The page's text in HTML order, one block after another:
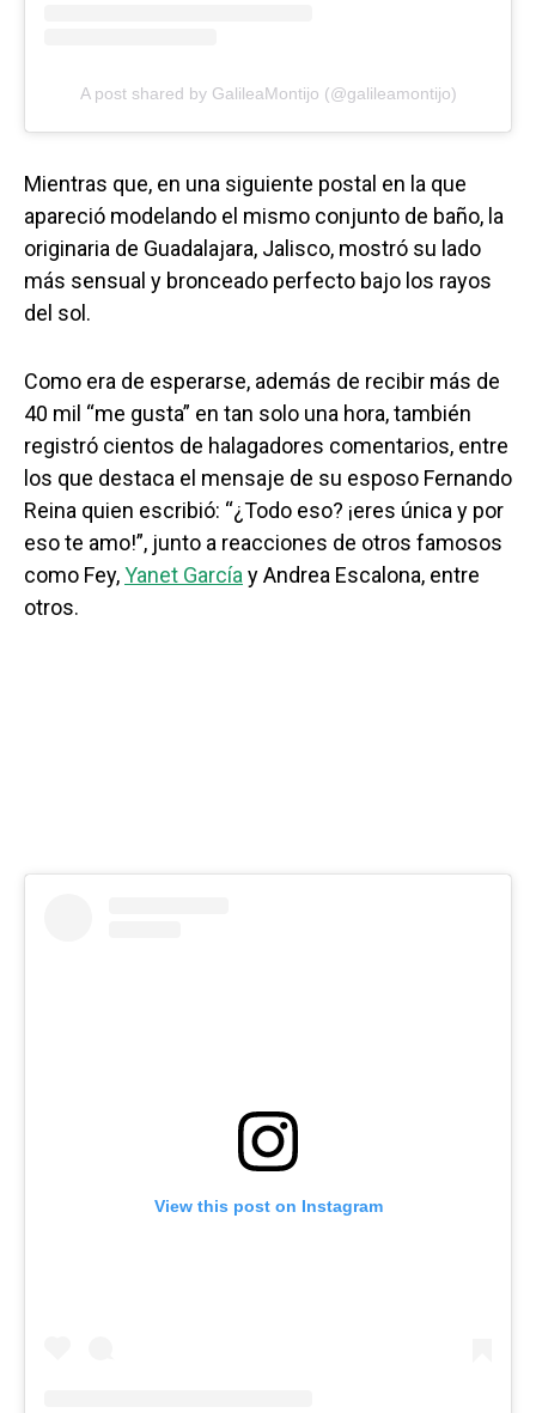
A post shared by GalileaMontijo (@galileamontijo)
Mientras que, en una siguiente postal en la que
apareció modelando el mismo conjunto de baño, la
originaria de Guadalajara, Jalisco, mostró su lado
más sensual y bronceado perfecto bajo los rayos
del sol.
Como era de esperarse, además de recibir más de
40 mil “me gusta” en tan solo una hora, también
registró cientos de halagadores comentarios, entre
los que destaca el mensaje de su esposo Fernando
Reina quien escribió: “¿Todo eso? ¡eres única y por
eso te amo!”, junto a reacciones de otros famosos
como Fey,Yanet García y Andrea Escalona, entre
otros.
View this post on Instagram